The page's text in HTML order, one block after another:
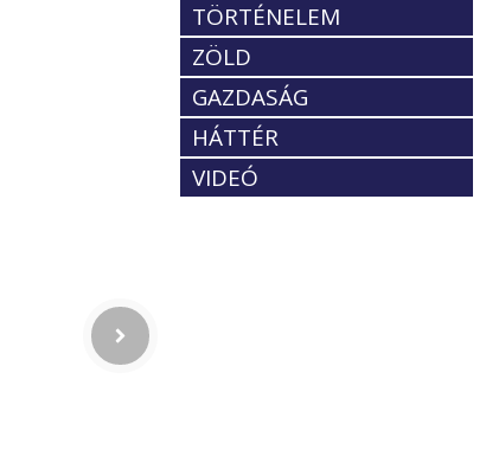
TÖRTÉNELEM
ZÖLD
GAZDASÁG
HÁTTÉR
VIDEÓ